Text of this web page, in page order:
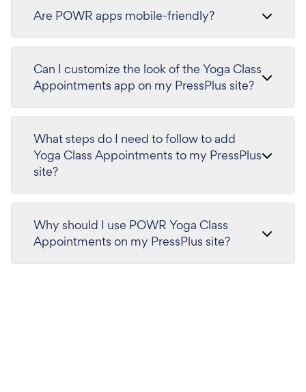
Are POWR apps mobile-friendly?
Can I customize the look of the Yoga Class
Appointments app on my PressPlus site?
What steps do I need to follow to add
Yoga Class Appointments to my PressPlus
site?
Why should I use POWR Yoga Class
Appointments on my PressPlus site?